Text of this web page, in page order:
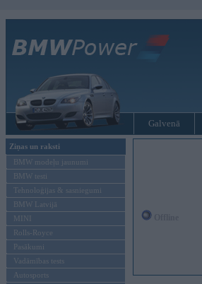
Galvenā
Ziņas un raksti
BMW modeļu jaunumi
BMW testi
Tehnoloģijas & sasniegumi
BMW Latvijā
MINI
Rolls-Royce
Pasākumi
Vadāmības tests
Autosports